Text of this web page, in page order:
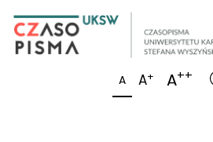
A A+ A++